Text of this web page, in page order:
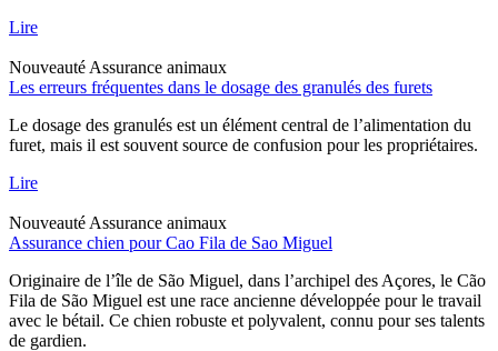
Lire
Nouveauté Assurance animaux
Les erreurs fréquentes dans le dosage des granulés des furets
Le dosage des granulés est un élément central de l’alimentation du
furet, mais il est souvent source de confusion pour les propriétaires.
Lire
Nouveauté Assurance animaux
Assurance chien pour Cao Fila de Sao Miguel
Originaire de l’île de São Miguel, dans l’archipel des Açores, le Cão
Fila de São Miguel est une race ancienne développée pour le travail
avec le bétail. Ce chien robuste et polyvalent, connu pour ses talents
de gardien.